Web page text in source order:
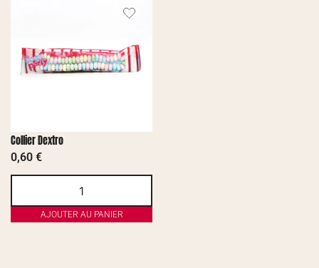
Collier Dextro
0,60 €
AJOUTER AU PANIER